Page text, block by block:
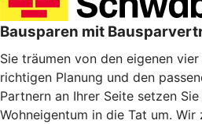
Bausparen mit
Sie träumen von den eigenen
richtigen Planung und den
Partnern an Ihrer Seite setzen
Wohneigentum in die Tat um. Wir